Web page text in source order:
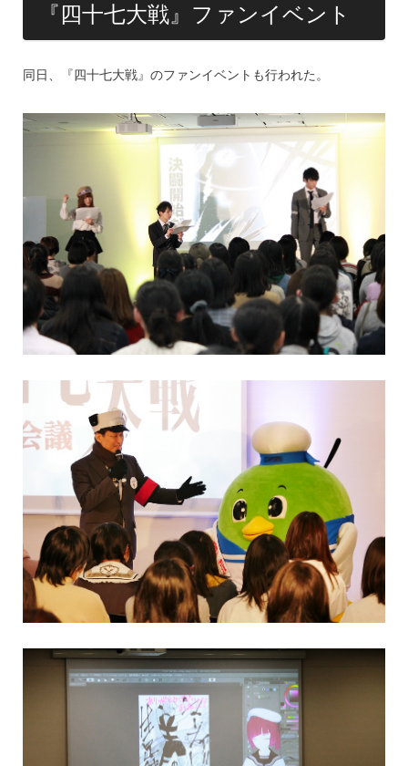
『四十七大戦』ファンイベント
同日、『四十七大戦』のファンイベントも行われた。